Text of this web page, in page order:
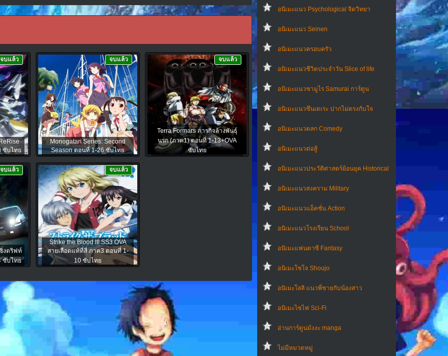
อนิเมะแนว Psychological จิตวิทยา
อนิเมะแนว Seinen
อนิเมะแนวครอบครัว
อนิเมะแนวชีวิตประจําวัน Slice of life
อนิเมะแนวซามูไร Samurai การ์ตูน
อนิเมะแนวซึนเดเระ ปากไม่ตรงกับใจ
อนิเมะแนวตลก Comedy
อนิเมะแนวต่อสู้
อนิเมะแนวประวัติศาสตร์ย้อนยุค Historical
อนิเมะแนวสงคราม Military
อนิเมะแนวแอ็คชั่น Action
อนิเมะแนวโรงเรียน School
อนิเมะแฟนตาซี Fantasy
อนิเมะโชโจ Shoujo
อนิเมะโลลิ แนวพี่ชายกับน้องสาว
อนิเมะไซไฟ Sci-Fi
อ่านการ์ตูนมังงะ manga
ไม่มีหมวดหมู่
ซับไทย
จบแล้ว
Monogatari Series: Second
Season ตอนที่ 1-26 ซับไทย
จบแล้ว
Terra Formars ภารกิจล้างพันธุ์
นรก (ภาค1) ตอนที่ 1-13+OVA
ซับไทย
จบแล้ว
งดริฟท์
ซับไทย
จบแล้ว
Strike the Blood III SS3 OVA
สายเลือดแท้ที่สี่ ภาค3 ตอนที่ 1-
10 ซับไทย
จบแล้ว